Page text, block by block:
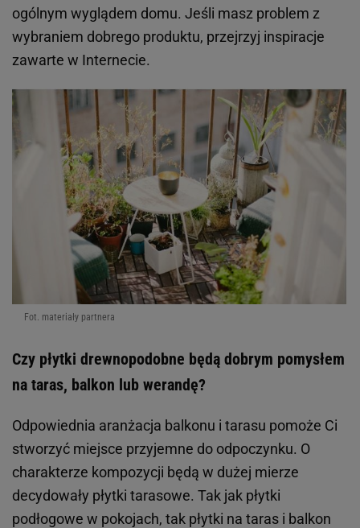
ogólnym wyglądem domu. Jeśli masz problem z
wybraniem dobrego produktu, przejrzyj inspiracje
zawarte w Internecie.
Fot. materiały partnera
Czy płytki drewnopodobne będą dobrym pomysłem
na taras, balkon lub werandę?
Odpowiednia aranżacja balkonu i tarasu pomoże Ci
stworzyć miejsce przyjemne do odpoczynku. O
charakterze kompozycji będą w dużej mierze
decydowały płytki tarasowe. Tak jak płytki
podłogowe w pokojach, tak płytki na taras i balkon